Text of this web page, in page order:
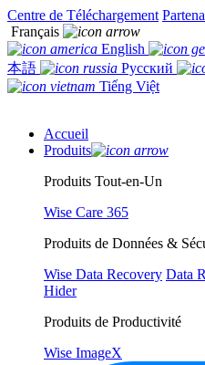
Centre de Téléchargement
Français
English
本語
Русский
Tiếng Việt
Accueil
Produits
Produits Tout-en-Un
Wise Care 365
Produits de Données &
Wise Data Recovery Data
Hider
Produits de Productivité
Wise ImageX